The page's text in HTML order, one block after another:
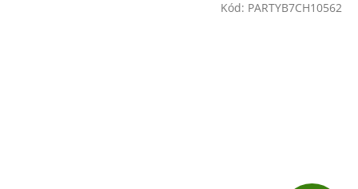
Kód: PARTYB7CH10562